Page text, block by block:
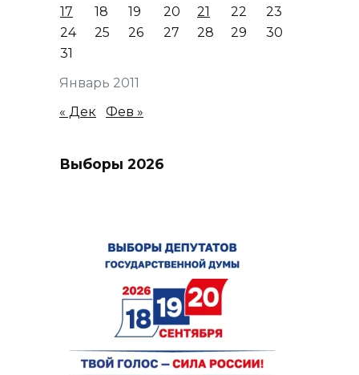
Январь 2011
17
18 19 20 21 22
23
24
25 26 27 28 29
30
31
« Дек Фев »
Выборы 2026